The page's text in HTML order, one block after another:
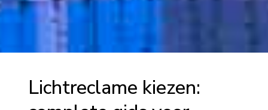
Lichtreclame kiezen: